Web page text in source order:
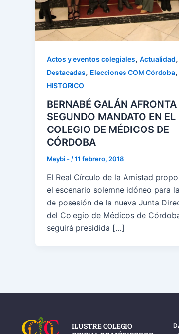
Actos y eventos colegiales, Actualidad,
Destacadas, Elecciones COM Córdoba,
HISTORICO
BERNABÉ GALÁN AFRONTA
SEGUNDO MANDATO EN EL
COLEGIO DE MÉDICOS DE
CÓRDOBA
Meybi -/11 febrero, 2018
El Real Círculo de la Amistad
el escenario solemne idóneo para
de posesión de la nueva Junta
del Colegio de Médicos de
seguirá presidida […]
ILUSTRE COLEGIO